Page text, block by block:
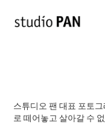
스튜디오 팬 대표 포토
로 떼어놓고 살아갈 수